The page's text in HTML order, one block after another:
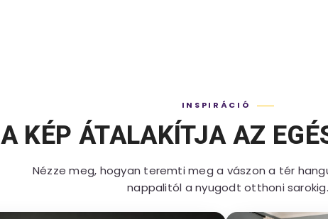
INSPIRÁCIÓ
A KÉP ÁTALAKÍTJA AZ
Nézze meg, hogyan teremti meg a vászon a tér
nappalitól a nyugodt otthoni sarokig.